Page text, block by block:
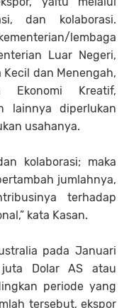
dan kolaborasi.
lembaga
Luar Negeri,
Kecil dan Menengah,
Ekonomi Kreatif,
lainnya diperlukan
usahanya.
kolaborasi; maka
jumlahnya,
terhadap
kata Kasan.
pada Januari
juta Dolar AS atau
periode yang
tersebut, ekspor